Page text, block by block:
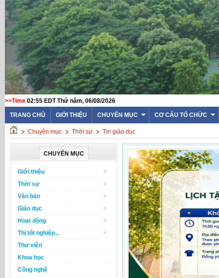
>>Time 02:55 EDT Thứ năm, 06/08/2026
TRANG CHỦ GIỚI THIỆU CHUYÊN MỤC CƠ CẤU TỔ CHỨC
Chuyên mục Thời sự Tin giáo dục
CHUYÊN MỤC
Giới thiệu
Thời sự
Văn bản
Giáo dục
Hoạt động
Thi tốt nghiệp...
Thư viện
Khoa học
Công nghệ